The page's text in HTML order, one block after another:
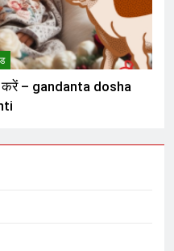
करें – gandanta dosha